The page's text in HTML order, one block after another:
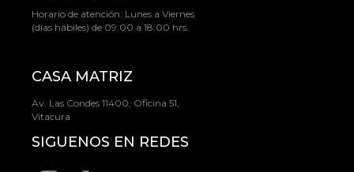
Horario de atención: Lunes a Viernes
(días hábiles) de 09:00 a 18:00 hrs.
CASA MATRIZ
Av. Las Condes 11400, Oficina 51,
Vitacura
SIGUENOS EN REDES